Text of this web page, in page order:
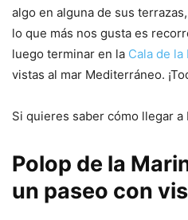
algo en alguna de sus
lo que más nos gusta es
luego terminar en la Cala de la
vistas al mar Mediterráneo.
Si quieres saber cómo llegar a
Polop de la
un paseo con